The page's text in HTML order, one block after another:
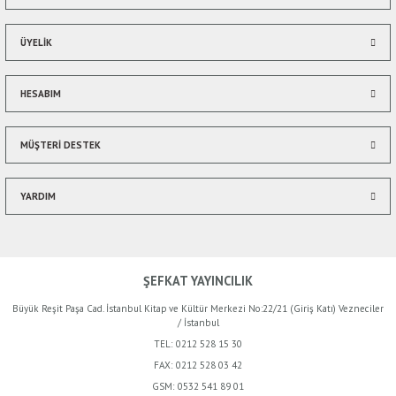
ÜYELİK
HESABIM
MÜŞTERİ DESTEK
YARDIM
ŞEFKAT YAYINCILIK
Büyük Reşit Paşa Cad. İstanbul Kitap ve Kültür Merkezi No:22/21 (Giriş Katı) Vezneciler
/ İstanbul
TEL: 0212 528 15 30
FAX: 0212 528 03 42
GSM: 0532 541 89 01